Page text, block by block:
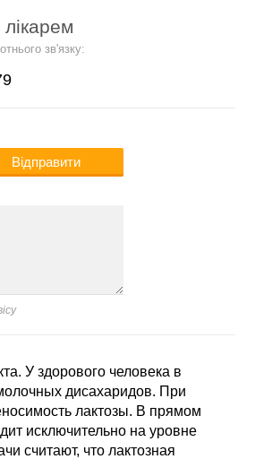
зв'язку:
У здорового человека в
дисахаридов. При
лактозы. В прямом
исключительно на уровне
считают, что лактозная